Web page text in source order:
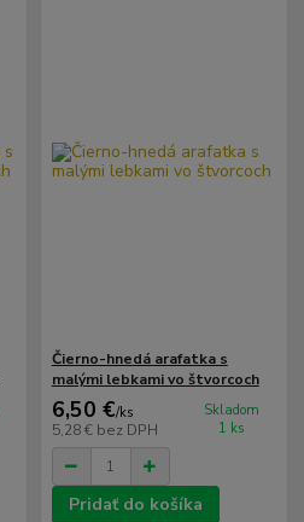
Čierno-hnedá arafatka s
malými lebkami vo štvorcoch
6,50 €/ks
5,28 € bez DPH
Skladom
1 ks
Pridať do košíka